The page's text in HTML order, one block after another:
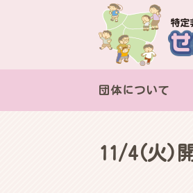
団体について
11/4(火)